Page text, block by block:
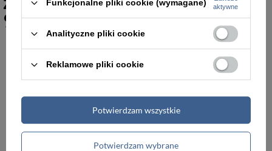
9919-DARKGRAY
Funkcjonalne pliki cookie (wymagane)
aktywne
Analityczne pliki cookie
Reklamowe pliki cookie
Potwierdzam wybrane
Potwierdzam wszystkie